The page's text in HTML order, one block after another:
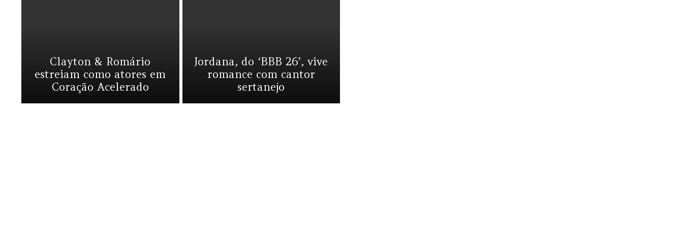
Clayton & Romário
estreiam como atores em
Coração Acelerado
Jordana, do ‘BBB 26’, vive
romance com cantor
sertanejo